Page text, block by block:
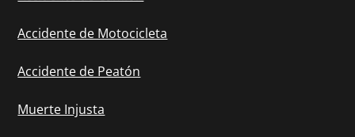
Accidente de Motocicleta
Accidente de Peatón
Muerte Injusta